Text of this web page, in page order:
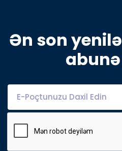
Ən son yenilə
abunə